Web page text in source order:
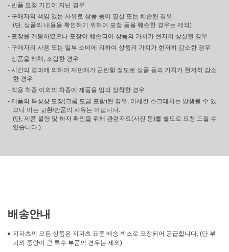
- 반품 요청 기간이 지난 경우
- 구매자의 책임 있는 사유로 상품 등이 멸실 또는 훼손된 경우
(단, 상품의 내용을 확인하기 위하여 포장 등을 훼손한 경우는 제외)
- 포장을 개봉하였으나 포장이 훼손되어 상품의 가치가 현저히 상실된 경우
- 구매자의 사용 또는 일부 소비에 의하여 상품의 가치가 현저히 감소한 경우
- 상품을 해체, 조립한 경우
- 시간의 경과에 의하여 재판매가 곤란할 정도로 상품 등의 가치가 현저히 감소
한 경우
- 적용 차종 이외의 차종에 제품을 임의 장착한 경우
- 제품의 특성상 도장(크롬 도금 포함)된 경우, 미세한 스크래치는 발생될 수 있
으나 이는 교환/반품의 사유는 아닙니다.
(단, 제품 불량 및 하자 확인을 위해 관련자료(사진 등)를 별도로 요청 드릴 수
있습니다.)
배송안내
지파츠의 모든 상품은 지파츠 표준 배송 박스로 포장되어 공급합니다. (단 부
피와 중량이 큰 특수 부품의 경우는 제외)